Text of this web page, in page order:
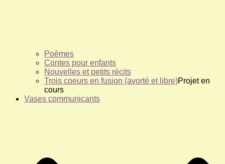
Poèmes
Contes pour enfants
Nouvelles et petits récits
Trois coeurs en fusion (avorté et libre)Projet en
cours
Vases communicants